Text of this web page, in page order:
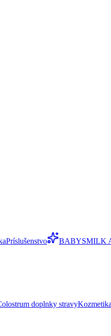
Príslušenstvo BABYSMILK
doplnky stravyKozmetika